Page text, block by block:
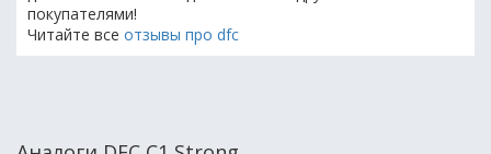
покупателями!
Читайте все отзывы про dfc